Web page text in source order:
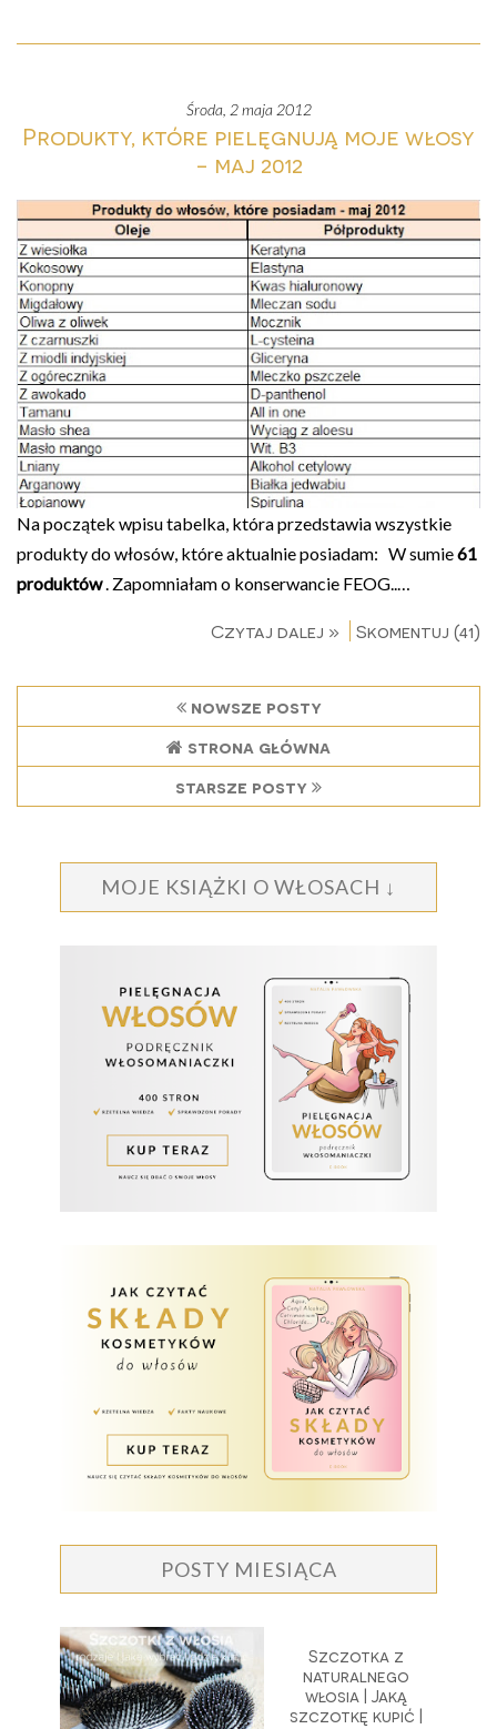
środa, 2 maja 2012
Produkty, które pielęgnują moje włosy
- maj 2012
Na początek wpisu tabelka, która przedstawia wszystkie
produkty do włosów, które aktualnie posiadam: W sumie61
produktów. Zapomniałam o konserwancie FEOG..…
Czytaj dalej » Skomentuj (41)
nowsze posty
strona główna
starsze posty
MOJE KSIĄŻKI O WŁOSACH ↓
POSTY MIESIĄCA
Szczotka z
naturalnego
włosia | Jaką
szczotkę kupić |